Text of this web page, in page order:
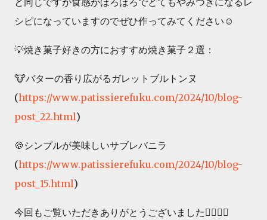
シピになっていますのでぜひ作ってみてください☺️
💡焼き菓子好きの方におすすめ焼き菓子２選：
🐮バターの香り広がるガレットブルトンヌ
(https://www.patissierefuku.com/2024/10/blog-
post_22.html)
🍪シンプルが美味しいサブレバニラ
(https://www.patissierefuku.com/2024/10/blog-
post_15.html)
今回もご覧いただきありがとうございました🙇‍♀️🙇‍♀️